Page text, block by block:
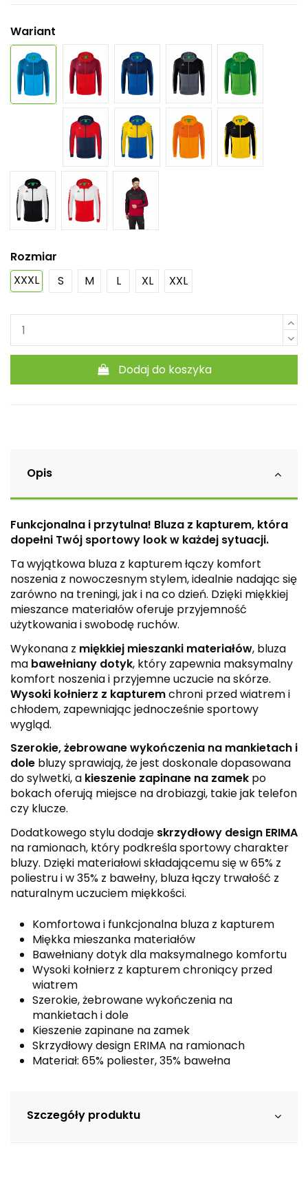
Wariant
Rozmiar
XXXL
S M L XL XXL
Dodaj do koszyka
Opis
Funkcjonalna i przytulna! Bluza z kapturem, która
dopełni Twój sportowy look w każdej sytuacji.
Ta wyjątkowa bluza z kapturem łączy komfort
noszenia z nowoczesnym stylem, idealnie nadając się
zarówno na treningi, jak i na co dzień. Dzięki miękkiej
mieszance materiałów oferuje przyjemność
użytkowania i swobodę ruchów.
Wykonana z miękkiej mieszanki materiałów, bluza
ma bawełniany dotyk, który zapewnia maksymalny
komfort noszenia i przyjemne uczucie na skórze.
Wysoki kołnierz z kapturemchroni przed wiatrem i
chłodem, zapewniając jednocześnie sportowy
wygląd.
Szerokie, żebrowane wykończenia na mankietach i
dole bluzy sprawiają, że jest doskonale dopasowana
do sylwetki, a kieszenie zapinane na zamek po
bokach oferują miejsce na drobiazgi, takie jak telefon
czy klucze.
Dodatkowego stylu dodaje skrzydłowy design ERIMA
na ramionach, który podkreśla sportowy charakter
bluzy. Dzięki materiałowi składającemu się w 65% z
poliestru i w 35% z bawełny, bluza łączy trwałość z
naturalnym uczuciem miękkości.
Komfortowa i funkcjonalna bluza z kapturem
Miękka mieszanka materiałów
Bawełniany dotyk dla maksymalnego komfortu
Wysoki kołnierz z kapturem chroniący przed
wiatrem
Szerokie, żebrowane wykończenia na
mankietach i dole
Kieszenie zapinane na zamek
Skrzydłowy design ERIMA na ramionach
Materiał: 65% poliester, 35% bawełna
Szczegóły produktu